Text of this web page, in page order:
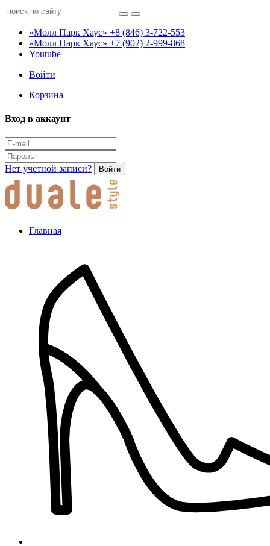
«Молл Парк Хаус» +8 (846) 3-722-553
«Молл Парк Хаус» +7 (902) 2-999-868
Youtube
Войти
Корзина
Вход в аккаунт
Нет учетной записи? Войти
Главная